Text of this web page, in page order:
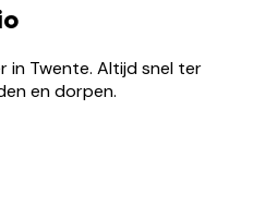
in Twente. Altijd snel ter
en dorpen.